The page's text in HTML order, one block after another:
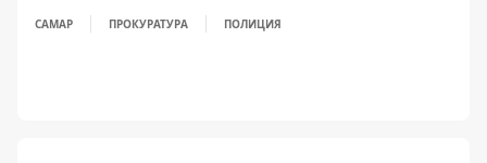
САМАР ПРОКУРАТУРА ПОЛИЦИЯ